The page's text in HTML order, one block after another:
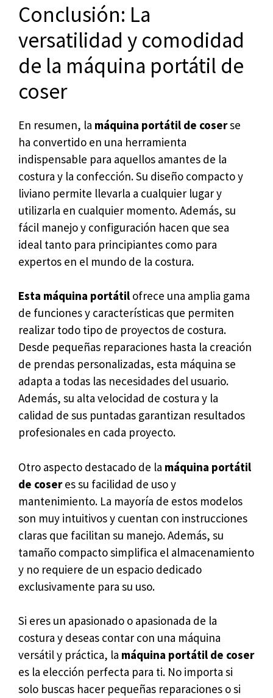
Conclusión: La
versatilidad y comodidad
de la máquina portátil de
coser
En resumen, la máquina portátil de coserse
ha convertido en una herramienta
indispensable para aquellos amantes de la
costura y la confección. Su diseño compacto y
liviano permite llevarla a cualquier lugar y
utilizarla en cualquier momento. Además, su
fácil manejo y configuración hacen que sea
ideal tanto para principiantes como para
expertos en el mundo de la costura.
Esta máquina portátil ofrece una amplia gama
de funciones y características que permiten
realizar todo tipo de proyectos de costura.
Desde pequeñas reparaciones hasta la creación
de prendas personalizadas, esta máquina se
adapta a todas las necesidades del usuario.
Además, su alta velocidad de costura y la
calidad de sus puntadas garantizan resultados
profesionales en cada proyecto.
Otro aspecto destacado de la máquina portátil
de coseres su facilidad de uso y
mantenimiento. La mayoría de estos modelos
son muy intuitivos y cuentan con instrucciones
claras que facilitan su manejo. Además, su
tamaño compacto simplifica el almacenamiento
y no requiere de un espacio dedicado
exclusivamente para su uso.
Si eres un apasionado o apasionada de la
costura y deseas contar con una máquina
versátil y práctica, la máquina portátil de coser
es la elección perfecta para ti. No importa si
solo buscas hacer pequeñas reparaciones o si